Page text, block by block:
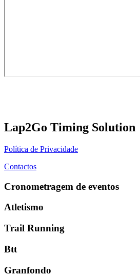
Lap2Go Timing Solution
Política de Privacidade
Contactos
Cronometragem de eventos
Atletismo
Trail Running
Btt
Granfondo